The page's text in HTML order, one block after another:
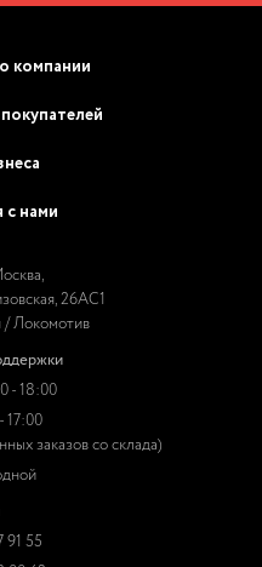
компании
с нами
26АС1
/ Локомотив
- 18:00
17:00
заказов со склада)
91 55